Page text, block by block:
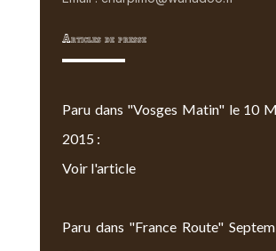
Articles de presse
Paru dans "Vosges Matin" le 10
2015 :
Voir l'article
Paru dans "France Route"